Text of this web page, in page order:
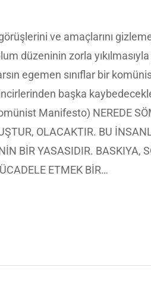
görüşlerini ve amaçlarını
düzeninin zorla
egemen sınıflar bir
başka
Manifesto) NEREDE
OLACAKTIR. BU
BİR YASASIDIR. BASKIYA,
ETMEK BİR…